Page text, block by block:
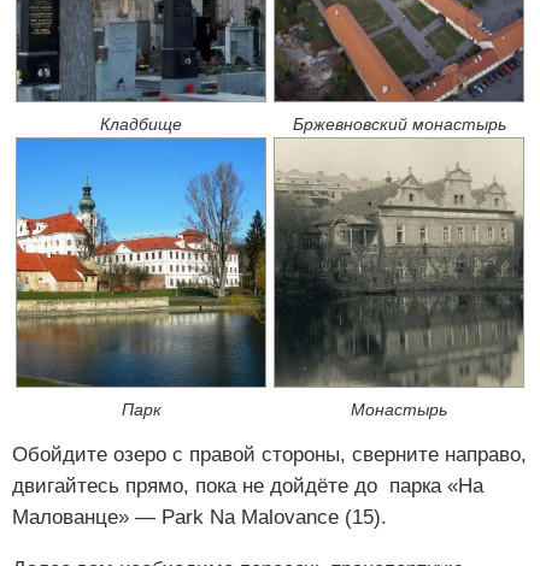
Кладбище Бржевновский монастырь
Парк Монастырь
Обойдите озеро с правой стороны, сверните направо,
двигайтесь прямо, пока не дойдёте до парка «На
Малованце» — Park Na Malovance (15).